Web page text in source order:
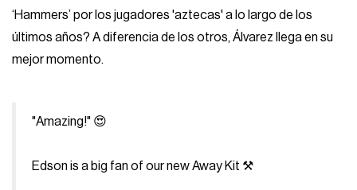
‘Hammers’ por los jugadores 'aztecas' a lo largo de los
últimos años? A diferencia de los otros, Álvarez llega en su
mejor momento.
"Amazing!" 😍
Edson is a big fan of our new Away Kit ⚒️